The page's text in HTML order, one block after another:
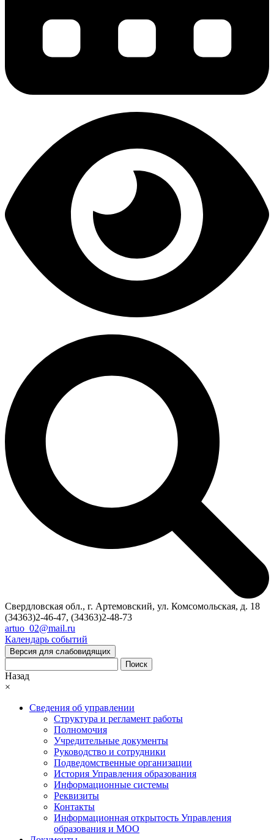
Свердловская обл., г. Артемовский, ул. Комсомольская, д. 18
(34363)2-46-47, (34363)2-48-73
artuo_02@mail.ru
Календарь событий
Версия для слабовидящих
Поиск
Назад
×
Сведения об управлении
Структура и регламент работы
Полномочия
Учредительные документы
Руководство и сотрудники
Подведомственные организации
История Управления образования
Информационные системы
Реквизиты
Контакты
Информационная открытость Управления
образования и МОО